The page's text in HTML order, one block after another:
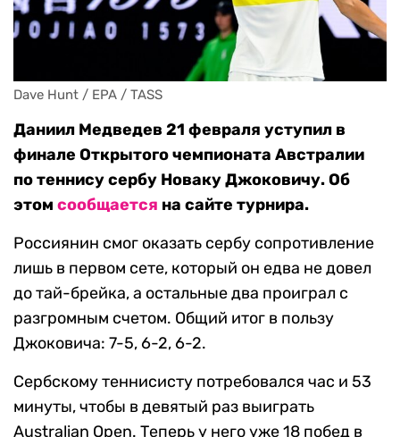
Dave Hunt / EPA / TASS
Даниил Медведев 21 февраля уступил в
финале Открытого чемпионата Австралии
по теннису сербу Новаку Джоковичу. Об
этом сообщается на сайте турнира.
Россиянин смог оказать сербу сопротивление
лишь в первом сете, который он едва не довел
до тай-брейка, а остальные два проиграл с
разгромным счетом. Общий итог в пользу
Джоковича: 7-5, 6-2, 6-2.
Сербскому теннисисту потребовался час и 53
минуты, чтобы в девятый раз выиграть
Australian Open. Теперь у него уже 18 побед в